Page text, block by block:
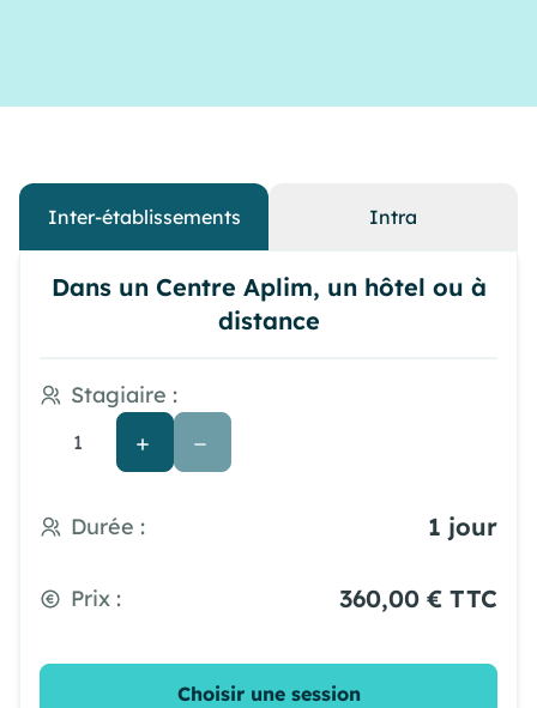
Inter-établissements Intra
Dans un Centre Aplim, un hôtel ou à
distance
Stagiaire :
Durée : 1 jour
Prix : 360,00 € TTC
Choisir une session